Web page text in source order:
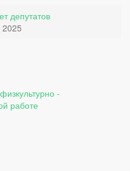
депутатов
2025
-
работе